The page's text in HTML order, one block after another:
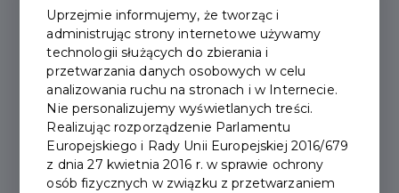
Uprzejmie informujemy, że tworząc i
administrując strony internetowe używamy
technologii służących do zbierania i
przetwarzania danych osobowych w celu
analizowania ruchu na stronach i w Internecie.
Nie personalizujemy wyświetlanych treści.
Realizując rozporządzenie Parlamentu
Europejskiego i Rady Unii Europejskiej 2016/679
z dnia 27 kwietnia 2016 r. w sprawie ochrony
osób fizycznych w związku z przetwarzaniem